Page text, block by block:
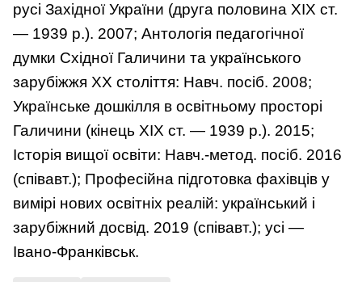
русі Західної України (друга половина ХІХ ст.
— 1939 р.). 2007; Антологія педагогічної
думки Східної Галичини та українського
зарубіжжя ХХ століття: Навч. посіб. 2008;
Українське дошкілля в освітньому просторі
Галичини (кінець ХІХ ст. — 1939 р.). 2015;
Історія вищої освіти: Навч.-метод. посіб. 2016
(спів­авт.); Професійна підготовка фахівців у
вимірі нових освітніх реалій: український і
зарубіжний досвід. 2019 (спів­авт.); усі —
Івано-Франківськ.